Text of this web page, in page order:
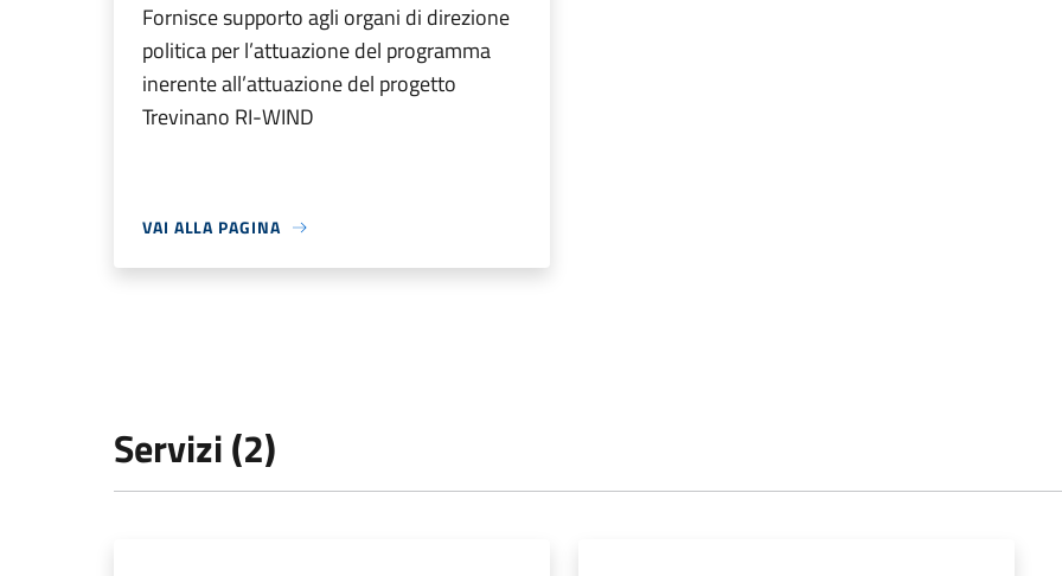
Fornisce supporto agli organi di direzione
politica per l’attuazione del programma
inerente all’attuazione del progetto
Trevinano RI-WIND
VAI ALLA PAGINA
Servizi (2)